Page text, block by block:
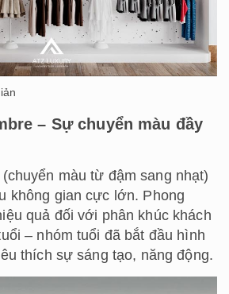
– Sự chuyển màu đầy
màu từ đậm sang nhạt)
không gian cực lớn. Phong
quả đối với phân khúc khách
– nhóm tuổi đã bắt đầu hình
thích sự sáng tạo, năng động.